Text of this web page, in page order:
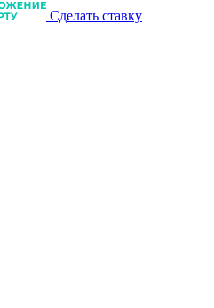
Сделать ставку